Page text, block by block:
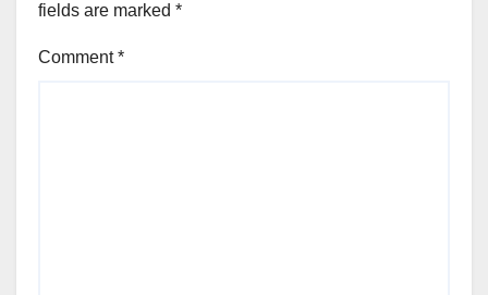
fields are marked *
Comment*